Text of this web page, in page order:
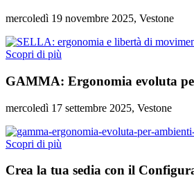
mercoledì 19 novembre 2025, Vestone
Scopri di più
GAMMA: Ergonomia evoluta
mercoledì 17 settembre 2025, Vestone
Scopri di più
Crea la tua sedia con il